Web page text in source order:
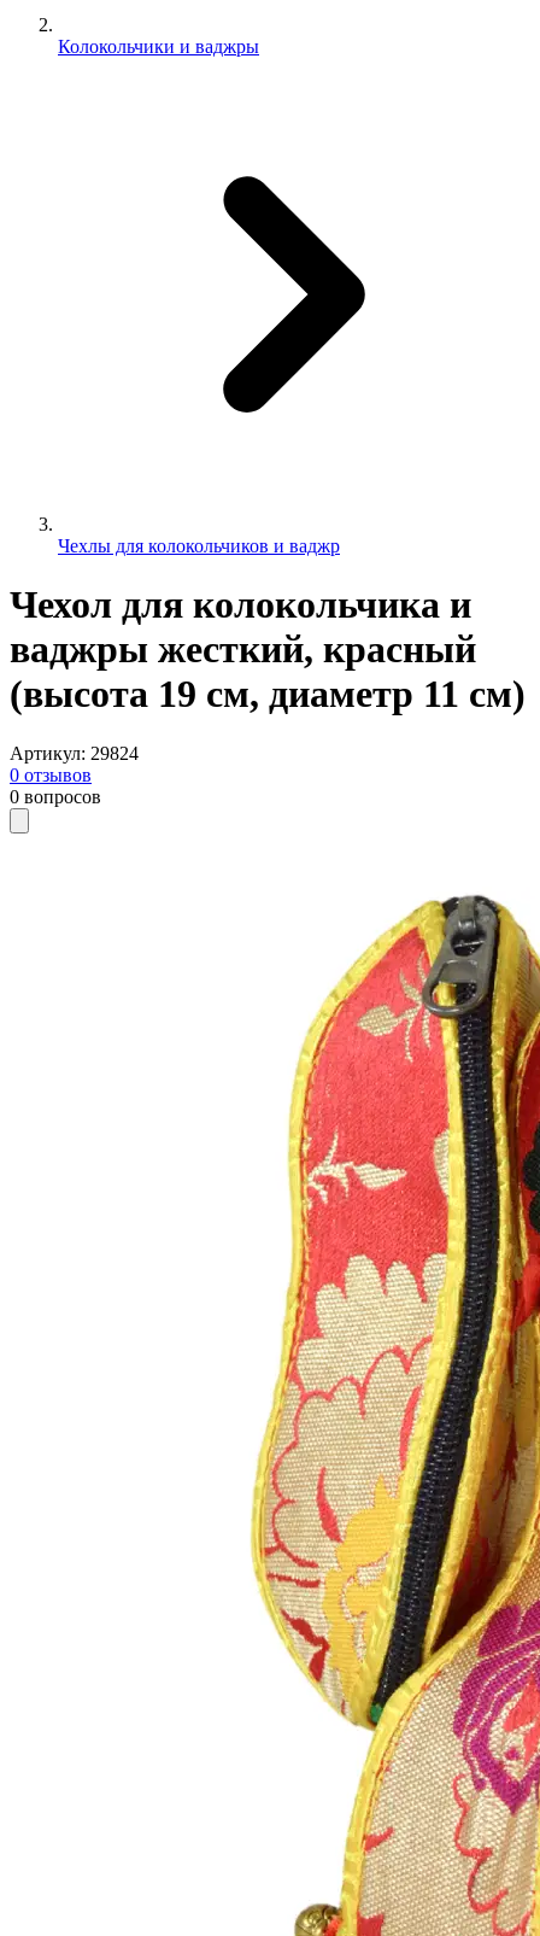
Колокольчики и ваджры
Чехлы для колокольчиков и ваджр
Чехол для колокольчика и
ваджры жесткий, красный
(высота 19 см, диаметр 11 см)
Артикул: 29824
0 отзывов
0 вопросов